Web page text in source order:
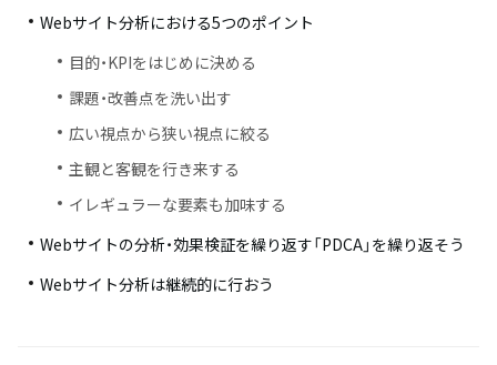
Webサイト分析における5つのポイント
目的・KPIをはじめに決める
課題・改善点を洗い出す
広い視点から狭い視点に絞る
主観と客観を行き来する
イレギュラーな要素も加味する
Webサイトの分析・効果検証を繰り返す「PDCA」を繰り返そう
Webサイト分析は継続的に行おう